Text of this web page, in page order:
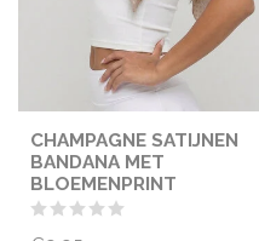
CHAMPAGNE SATIJNEN
BANDANA MET
BLOEMENPRINT